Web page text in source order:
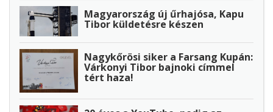
Magyarország új űrhajósa, Kapu
Tibor küldetésre készen
Nagykőrösi siker a Farsang Kupán:
Várkonyi Tibor bajnoki címmel
tért haza!